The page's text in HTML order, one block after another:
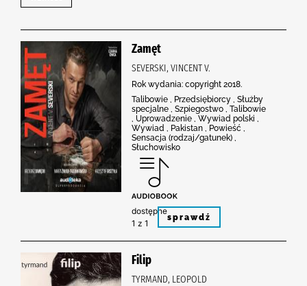
Zamęt
SEVERSKI, VINCENT V.
Rok wydania: copyright 2018.
Talibowie , Przedsiębiorcy , Służby
specjalne , Szpiegostwo , Talibowie
, Uprowadzenie , Wywiad polski ,
Wywiad , Pakistan , Powieść ,
Sensacja (rodzaj/gatunek) ,
Słuchowisko
dostępne
1 z 1
sprawdź
Filip
TYRMAND, LEOPOLD